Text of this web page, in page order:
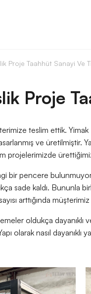
Proje Taahhüt Sanayi Ve
Proje
teslim ettik.
ve üretilmiştir.
projelerimizde
bir pencere
sade kaldı.
arttığında
oldukça
olarak nasıl